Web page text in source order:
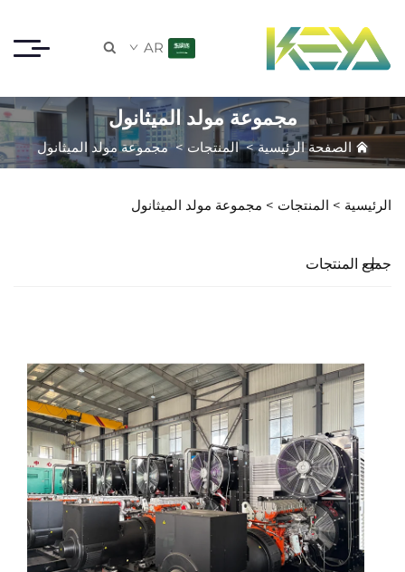
AR

مجموعة مولد الميثانول
الصفحة الرئيسية>المنتجات >مجموعة مولد الميثانول
الرئيسية > المنتجات > مجموعة مولد الميثانول
جميع المنتجات